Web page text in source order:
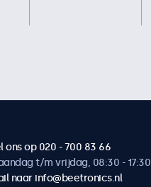
ons op 020 - 700 83 66
t/m vrijdag, 08:30 - 17:30
naar info@beetronics.nl